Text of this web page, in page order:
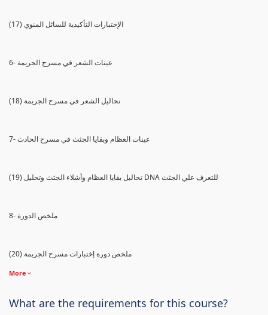
(17) الإختبارات التأكيدية للسائل المنوي
6- عينات الشعر في مسرح الجريمة
(18) تحاليل الشعر في مسرح الجريمة
7- عينات العظام وبقايا الجثث في مسرح الحادث
(19) تحاليل بقايا العظام وأشلاء الجثث وتحليل DNA للتعرف علي الجثث
8- ملخص الدورة
(20) ملخص دورة إختبارات مسرح الجريمة
More
What are the requirements for this course?